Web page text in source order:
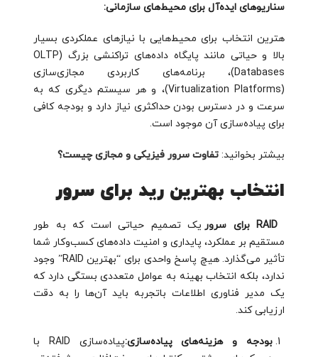
سناریوهای ایده‌آل برای محیط‌های سازمانی:
هترین انتخاب برای محیط‌هایی با نیازهای عملکردی بسیار
بالا و حیاتی مانند پایگاه داده‌های تراکنشی بزرگ (OLTP
Databases)، برنامه‌های کاربردی مجازی‌سازی
(Virtualization Platforms)، و هر سیستم دیگری که به
سرعت و در دسترس بودن حداکثری نیاز دارد و بودجه کافی
برای پیاده‌سازی آن موجود است.
بیشتر بخوانید: تفاوت سرور فیزیکی و مجازی چیست؟
انتخاب بهترین رید برای سرور
یک تصمیم حیاتی است که به طور
مستقیم بر عملکرد، پایداری و امنیت داده‌های کسب‌وکار شما
تأثیر می‌گذارد. هیچ پاسخ واحدی برای “بهترین RAID” وجود
ندارد، بلکه انتخاب بهینه به عوامل متعددی بستگی دارد که
یک مدیر فناوری اطلاعات باتجربه باید آن‌ها را به دقت
ارزیابی کند.
بودجه و هزینه‌های پیاده‌سازی:
پیاده‌سازی RAID با